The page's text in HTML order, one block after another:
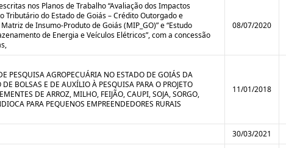
nos Planos de Trabalho “Avaliação dos Impactos
Tributário do Estado de Goiás – Crédito Outorgado e
de Insumo-Produto de Goiás (MIP_GO)” e “Estudo
de Energia e Veículos Elétricos”, com a concessão
08/07/2020
PESQUISA AGROPECUÁRIA NO ESTADO DE GOIÁS DA
BOLSAS E DE AUXÍLIO À PESQUISA PARA O PROJETO
DE ARROZ, MILHO, FEIJÃO, CAUPI, SOJA, SORGO,
PARA PEQUENOS EMPREENDEDORES RURAIS
11/01/2018
30/03/2021